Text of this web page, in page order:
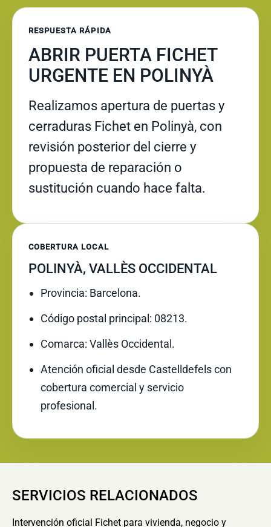
RESPUESTA RÁPIDA
ABRIR PUERTA FICHET
URGENTE EN POLINYÀ
Realizamos apertura de puertas y
cerraduras Fichet en Polinyà, con
revisión posterior del cierre y
propuesta de reparación o
sustitución cuando hace falta.
COBERTURA LOCAL
POLINYÀ, VALLÈS OCCIDENTAL
Provincia: Barcelona.
Código postal principal: 08213.
Comarca: Vallès Occidental.
Atención oficial desde Castelldefels con
cobertura comercial y servicio
profesional.
SERVICIOS RELACIONADOS
Intervención oficial Fichet para vivienda, negocio y